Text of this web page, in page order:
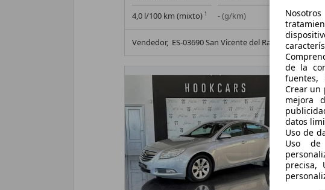
4,0 l/100 km (mixto) 1 - (g/km)
Vendedor, ES-03690 San Vicente del Raspeig
de la
fuentes,
Crear un
mejora
datos
Uso de
Uso
precisa,